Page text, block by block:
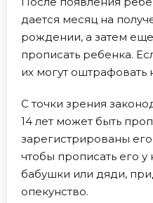
дается месяц на
рождении, а затем
прописать ребенка.
их могут оштрафовать
С точки зрения
14 лет может быть
зарегистрированы
чтобы прописать его
бабушки или дяди,
опекунство.